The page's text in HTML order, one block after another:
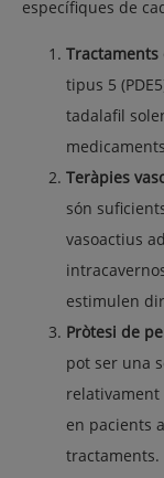
específiques de
Tractaments
tipus 5
tadalafil
Teràpies
són
vasoactius
estimulen
Pròtesi de
pot ser una
en pacients
tractaments.